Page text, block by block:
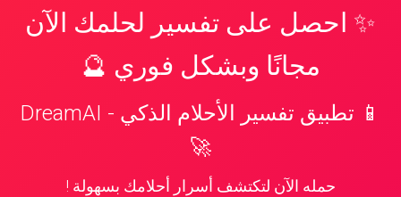
✨ احصل على تفسير لحلمك الآن
مجانًا وبشكل فوري 🔮
📱 تطبيق تفسير الأحلام الذكي - DreamAI
🚀
حمله الآن لتكتشف أسرار أحلامك بسهولة !